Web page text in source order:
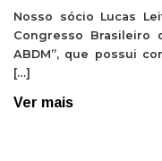
Nosso sócio Lucas
Congresso Brasileiro
ABDM”, que possui
[…]
Ver mais